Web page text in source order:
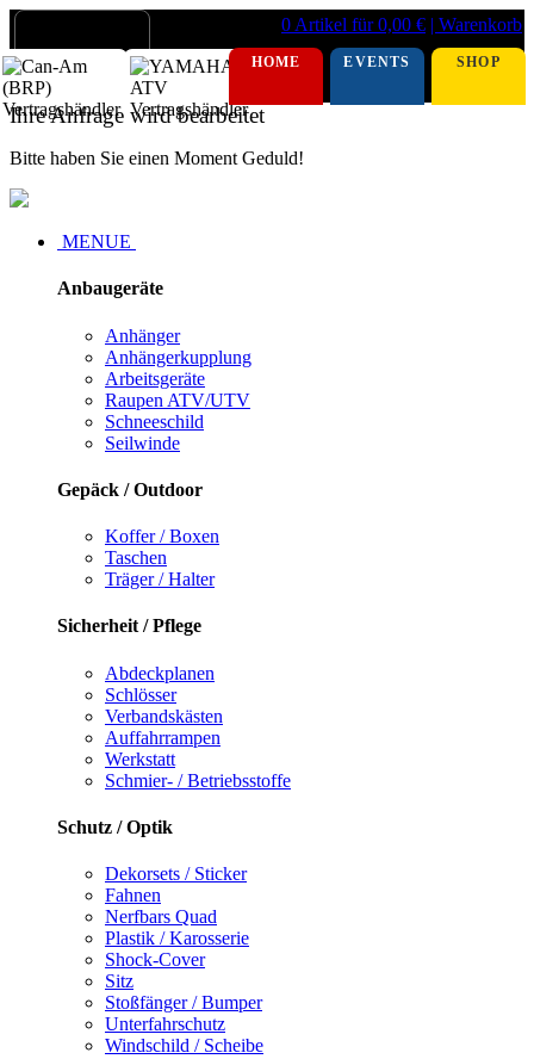
0 Artikel für 0,00 € | Warenkorb
HOME EVENTS SHOP
Ihre Anfrage wird bearbeitet
Bitte haben Sie einen Moment Geduld!
MENUE
Anbaugeräte
Anhänger
Anhängerkupplung
Arbeitsgeräte
Raupen ATV/UTV
Schneeschild
Seilwinde
Gepäck / Outdoor
Koffer / Boxen
Taschen
Träger / Halter
Sicherheit / Pflege
Abdeckplanen
Schlösser
Verbandskästen
Auffahrrampen
Werkstatt
Schmier- / Betriebsstoffe
Schutz / Optik
Dekorsets / Sticker
Fahnen
Nerfbars Quad
Plastik / Karosserie
Shock-Cover
Sitz
Stoßfänger / Bumper
Unterfahrschutz
Windschild / Scheibe